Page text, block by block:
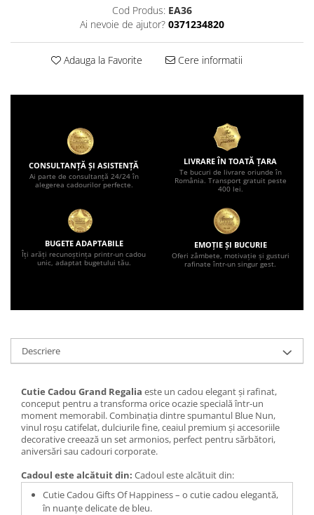
Cod Produs: EA36
Ai nevoie de ajutor? 0371234820
Adauga la Favorite Cere informatii
CONSULTANȚĂ ȘI ASISTENȚĂ
Ai parte de consultanță 24/24 în
alegerea cadourilor perfecte.
LIVRARE ÎN TOATĂ ȚARA
Te bucuri de livrare oriunde în
România. Transport gratuit peste
400 lei.
BUGETE ADAPTABILE
Îți arăți recunoștința printr-un cadou
unic, adaptat bugetului tău.
EMOȚIE ȘI BUCURIE
Oferi zâmbete, motivație și gusturi
rafinate într-un singur gest.
Descriere
Cutie Cadou Grand Regalia este un cadou elegant și rafinat,
conceput pentru a transforma orice ocazie specială într-un
moment memorabil. Combinația dintre spumantul Blue Nun,
vinul roșu catifelat, dulciurile fine, ceaiul premium și accesoriile
decorative creează un set armonios, perfect pentru sărbători,
aniversări sau cadouri corporate.
Cadoul este alcătuit din: Cadoul este alcătuit din:
Cutie Cadou Gifts Of Happiness – o cutie cadou elegantă,
în nuanțe delicate de bleu.